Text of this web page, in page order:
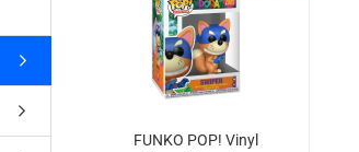
Subjects
FUNKO POP! Vinyl